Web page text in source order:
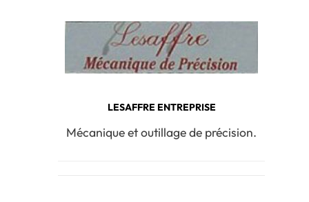
LESAFFRE ENTREPRISE
Mécanique et outillage de précision.